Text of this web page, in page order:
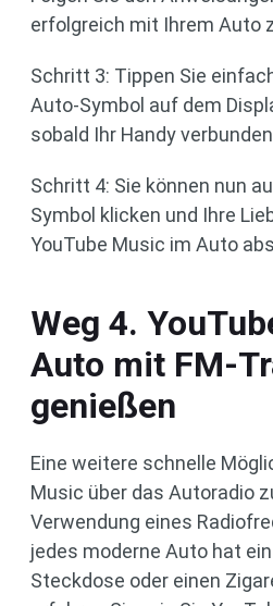
erfolgreich mit Ihrem Auto
Schritt 3: Tippen Sie
Auto-Symbol auf dem
sobald Ihr Handy
Schritt 4: Sie können nun
Symbol klicken und Ihre
YouTube Music im Auto
Weg 4.
Auto mit FM-
genießen
Eine weitere schnelle
Music über das Autoradio
Verwendung eines
jedes moderne Auto hat
Steckdose oder einen